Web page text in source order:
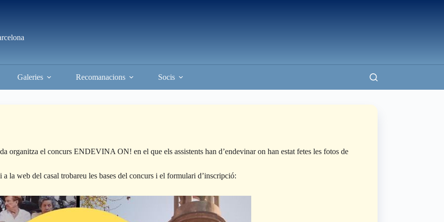
Galeries Recomanacions Socis
organitza el concurs ENDEVINA ON! en el que els assistents han d’endevinar on han estat fetes les fotos de
la web del casal trobareu les bases del concurs i el formulari d’inscripció: